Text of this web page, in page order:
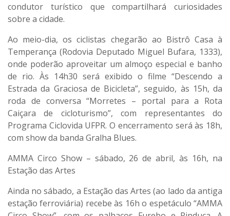
condutor turístico que compartilhará curiosidades
sobre a cidade.
Ao meio-dia, os ciclistas chegarão ao Bistrô Casa à
Temperança (Rodovia Deputado Miguel Bufara, 1333),
onde poderão aproveitar um almoço especial e banho
de rio. Às 14h30 será exibido o filme “Descendo a
Estrada da Graciosa de Bicicleta”, seguido, às 15h, da
roda de conversa “Morretes – portal para a Rota
Caiçara de cicloturismo”, com representantes do
Programa Ciclovida UFPR. O encerramento será às 18h,
com show da banda Gralha Blues.
AMMA Circo Show – sábado, 26 de abril, às 16h, na
Estação das Artes
Ainda no sábado, a Estação das Artes (ao lado da antiga
estação ferroviária) recebe às 16h o espetáculo “AMMA